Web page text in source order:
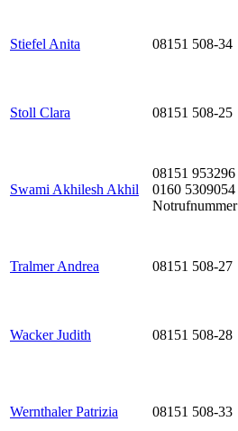
Stiefel Anita 08151 508-34
Stoll Clara 08151 508-25
Swami Akhilesh Akhil
08151 953296
0160 5309054
Notrufnummer
Tralmer Andrea 08151 508-27
Wacker Judith 08151 508-28
Wernthaler Patrizia 08151 508-33